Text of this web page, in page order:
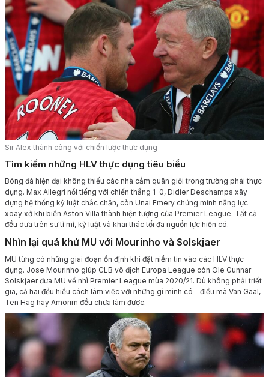
Sir Alex thành công với chiến lược thực dụng
Tìm kiếm những HLV thực dụng tiêu biểu
Bóng đá hiện đại không thiếu các nhà cầm quân giỏi trong trường phái thực
dụng. Max Allegri nổi tiếng với chiến thắng 1-0, Didier Deschamps xây
dựng hệ thống kỷ luật chắc chắn, còn Unai Emery chứng minh năng lực
xoay xở khi biến Aston Villa thành hiện tượng của Premier League. Tất cả
đều dựa trên sự tỉ mỉ, kỷ luật và khai thác tối đa nguồn lực hiện có.
Nhìn lại quá khứ MU với Mourinho và Solskjaer
MU từng có những giai đoạn ổn định khi đặt niềm tin vào các HLV thực
dụng. Jose Mourinho giúp CLB vô địch Europa League còn Ole Gunnar
Solskjaer đưa MU về nhì Premier League mùa 2020/21. Dù không phải triết
gia, cả hai đều hiểu cách làm việc với những gì mình có – điều mà Van Gaal,
Ten Hag hay Amorim đều chưa làm được.